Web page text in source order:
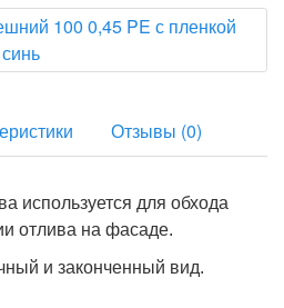
Отзывы (0)
используется для обхода
отлива на фасаде.
и законченный вид.